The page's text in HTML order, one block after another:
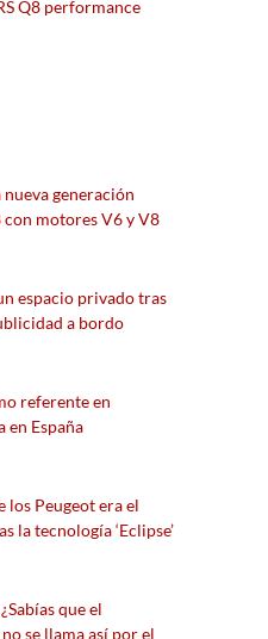
Q8 performance
generación
motores V6 y V8
espacio privado tras
a bordo
referente en
en España
los Peugeot era el
la tecnología ‘Eclipse’
que el
se llama así por el